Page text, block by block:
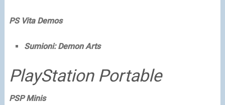
PS Vita Demos
Sumioni: Demon Arts
PlayStation Portable
PSP Minis